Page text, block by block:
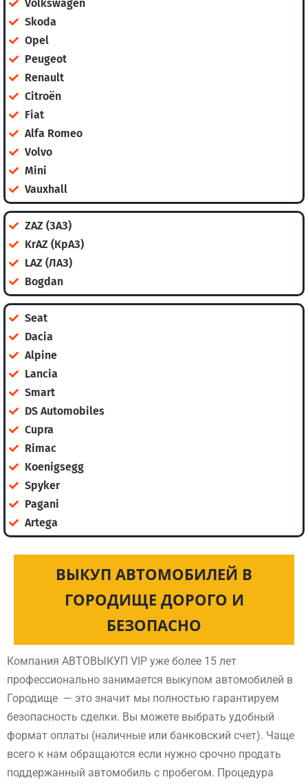
Volkswagen
Skoda
Opel
Peugeot
Renault
Citroën
Fiat
Alfa Romeo
Volvo
Mini
Vauxhall
ZAZ (ЗАЗ)
KrAZ (КрАЗ)
LAZ (ЛАЗ)
Bogdan
Seat
Dacia
Alpine
Lancia
Smart
DS Automobiles
Cupra
Rimac
Koenigsegg
Spyker
Pagani
Artega
ВЫКУП АВТОМОБИЛЕЙ В
ГОРОДИЩЕ ДОРОГО И
БЕЗОПАСНО
Компания АВТОВЫКУП VIP уже более 15 лет
профессионально занимается выкупом автомобилей в
Городище — это значит мы полностью гарантируем
безопасность сделки. Вы можете выбрать удобный
формат оплаты (наличные или банковский счет). Чаще
всего к нам обращаются если нужно срочно продать
поддержанный автомобиль с пробегом. Процедура